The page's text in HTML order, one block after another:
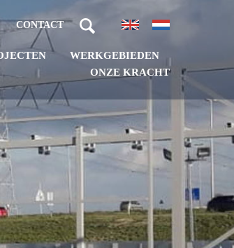
CONTACT
WERKGEBIEDEN
ONZE KRACHT